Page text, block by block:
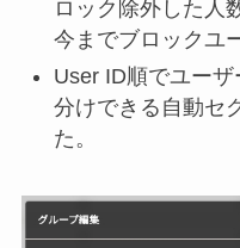
ロック除外した人
今までブロックユ
User ID順でユー
分けできる自動セ
た。